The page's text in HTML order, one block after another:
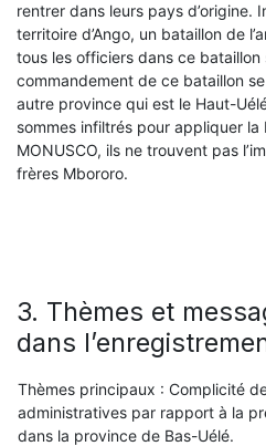
rentrer dans leurs pays d’origine.
territoire d’Ango, un bataillon de
tous les officiers dans ce
commandement de ce bataillon
autre province qui est le Haut-
sommes infiltrés pour appliquer
MONUSCO, ils ne trouvent pas
frères Mbororo.
3. Thèmes et
dans
Thèmes principaux : Complicité
administratives par rapport à la
dans la province de Bas-Uélé.